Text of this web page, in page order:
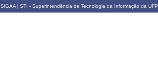
SIGAA | STI - Superintendência de Tecnologia da Informação da